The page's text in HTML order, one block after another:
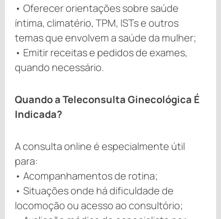
• Oferecer orientações sobre saúde
íntima, climatério, TPM, ISTs e outros
temas que envolvem a saúde da mulher;
• Emitir receitas e pedidos de exames,
quando necessário.
Quando a Teleconsulta Ginecológica É
Indicada?
A consulta online é especialmente útil
para:
• Acompanhamentos de rotina;
• Situações onde há dificuldade de
locomoção ou acesso ao consultório;